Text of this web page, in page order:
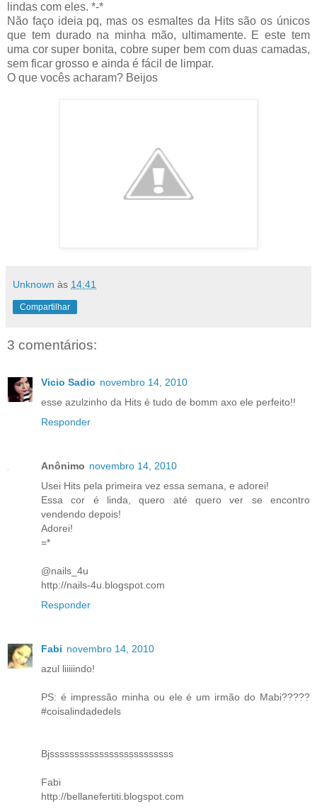
lindas com eles. *-*
Não faço ideia pq, mas os esmaltes da Hits são os únicos
que tem durado na minha mão, ultimamente. E este tem
uma cor super bonita, cobre super bem com duas camadas,
sem ficar grosso e ainda é fácil de limpar.
O que vocês acharam? Beijos
Unknown às 14:41
Compartilhar
3 comentários:
Vicio Sadio novembro 14, 2010
esse azulzinho da Hits é tudo de bomm axo ele perfeito!!
Responder
Anônimo novembro 14, 2010
Usei Hits pela primeira vez essa semana, e adorei!
Essa cor é linda, quero até quero ver se encontro
vendendo depois!
Adorei!
=*
@nails_4u
http://nails-4u.blogspot.com
Responder
Fabi novembro 14, 2010
azul liiiiindo!
PS: é impressão minha ou ele é um irmão do Mabi?????
#coisalindadedels
Bjsssssssssssssssssssssssss
Fabi
http://bellanefertiti.blogspot.com